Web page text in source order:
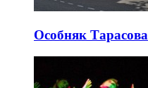
Особняк Тарасова